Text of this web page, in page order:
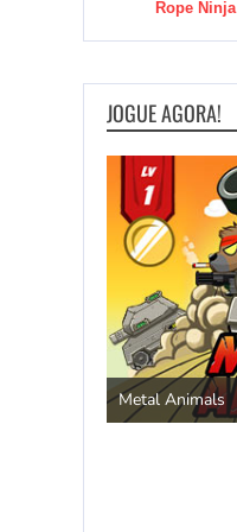
Rope Ninja
JOGUE AGORA!
Metal Animals